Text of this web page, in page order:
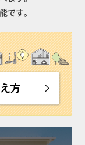
です。